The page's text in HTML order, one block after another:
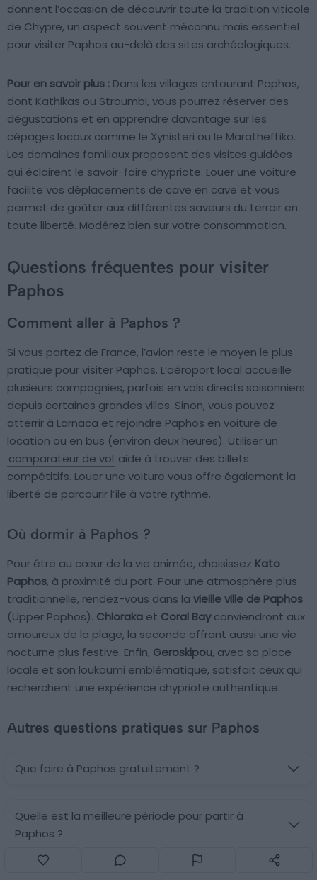
donnent l’occasion de découvrir toute la tradition viticole
de Chypre, un aspect souvent méconnu mais essentiel
pour visiter Paphos au-delà des sites archéologiques.
Pour en savoir plus : Dans les villages entourant Paphos,
dont Kathikas ou Stroumbi, vous pourrez réserver des
dégustations et en apprendre davantage sur les
cépages locaux comme le Xynisteri ou le Maratheftiko.
Les domaines familiaux proposent des visites guidées
qui éclairent le savoir-faire chypriote. Louer une voiture
facilite vos déplacements de cave en cave et vous
permet de goûter aux différentes saveurs du terroir en
toute liberté. Modérez bien sur votre consommation.
Questions fréquentes pour visiter
Paphos
Comment aller à Paphos ?
Si vous partez de France, l’avion reste le moyen le plus
pratique pour visiter Paphos. L’aéroport local accueille
plusieurs compagnies, parfois en vols directs saisonniers
depuis certaines grandes villes. Sinon, vous pouvez
atterrir à Larnaca et rejoindre Paphos en voiture de
location ou en bus (environ deux heures). Utiliser un
comparateur de vol aide à trouver des billets
compétitifs. Louer une voiture vous offre également la
liberté de parcourir l’île à votre rythme.
Où dormir à Paphos ?
Pour être au cœur de la vie animée, choisissez Kato
Paphos, à proximité du port. Pour une atmosphère plus
traditionnelle, rendez-vous dans la vieille ville de Paphos
(Upper Paphos). Chloraka et Coral Bayconviendront aux
amoureux de la plage, la seconde offrant aussi une vie
nocturne plus festive. Enfin, Geroskipou, avec sa place
locale et son loukoumi emblématique, satisfait ceux qui
recherchent une expérience chypriote authentique.
Autres questions pratiques sur Paphos
Que faire à Paphos gratuitement ?
Quelle est la meilleure période pour partir à
Paphos ?